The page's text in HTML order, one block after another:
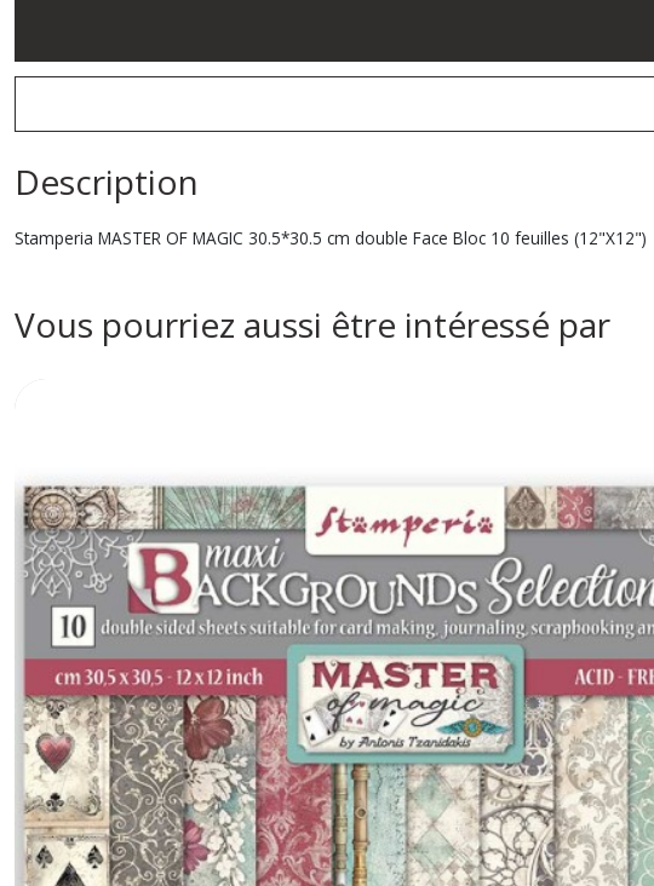
Description
Stamperia MASTER OF MAGIC 30.5*30.5 cm double Face Bloc 10 feuilles (12"X12")
Vous pourriez aussi être intéressé par